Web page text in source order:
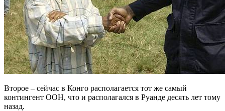
Второе – сейчас в Конго располагается тот же самый
контингент ООН, что и располагался в Руанде десять лет тому
назад.